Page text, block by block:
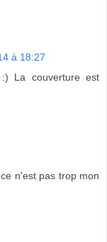
à 18:27
La couverture est
n'est pas trop mon